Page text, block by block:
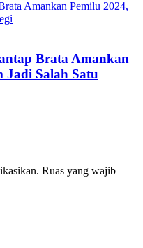
Brata Amankan
Jadi Salah Satu
Ruas yang wajib